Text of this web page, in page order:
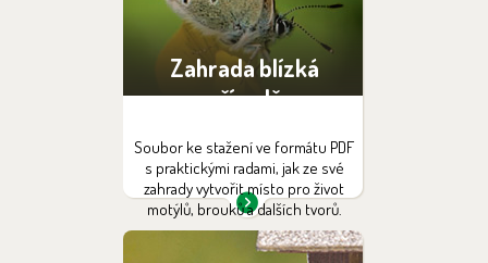
Zahrada blízká
přírodě
Soubor ke stažení ve formátu PDF
s praktickými radami, jak ze své
zahrady vytvořit místo pro život
motýlů, brouků a dalších tvorů.